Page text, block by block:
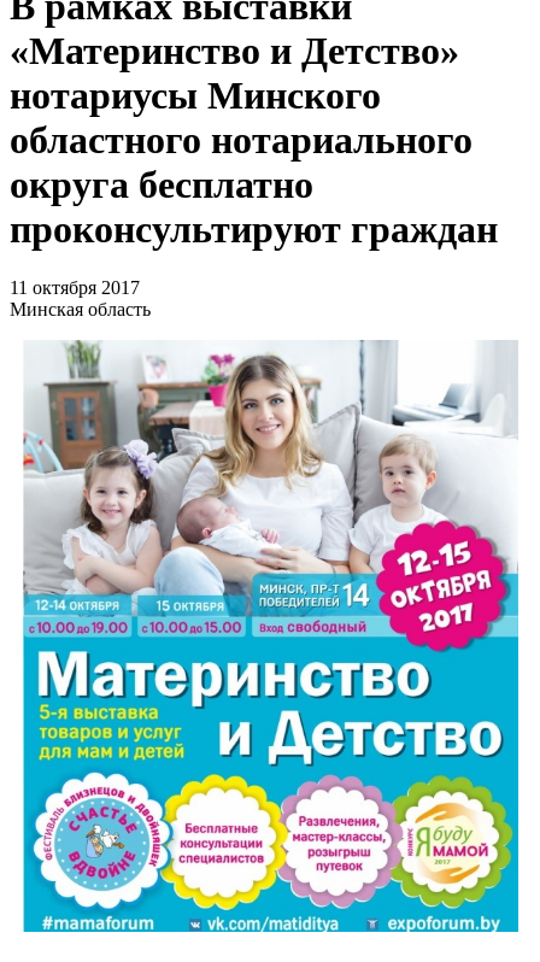
«Материнство и Детство»
нотариусы Минского
областного нотариального
округа бесплатно
проконсультируют граждан
11 октября 2017
Минская область